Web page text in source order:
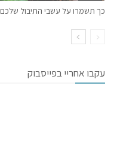
כך תשמרו על עשבי התיבול שלכם
עקבו אחריי בפייסבוק